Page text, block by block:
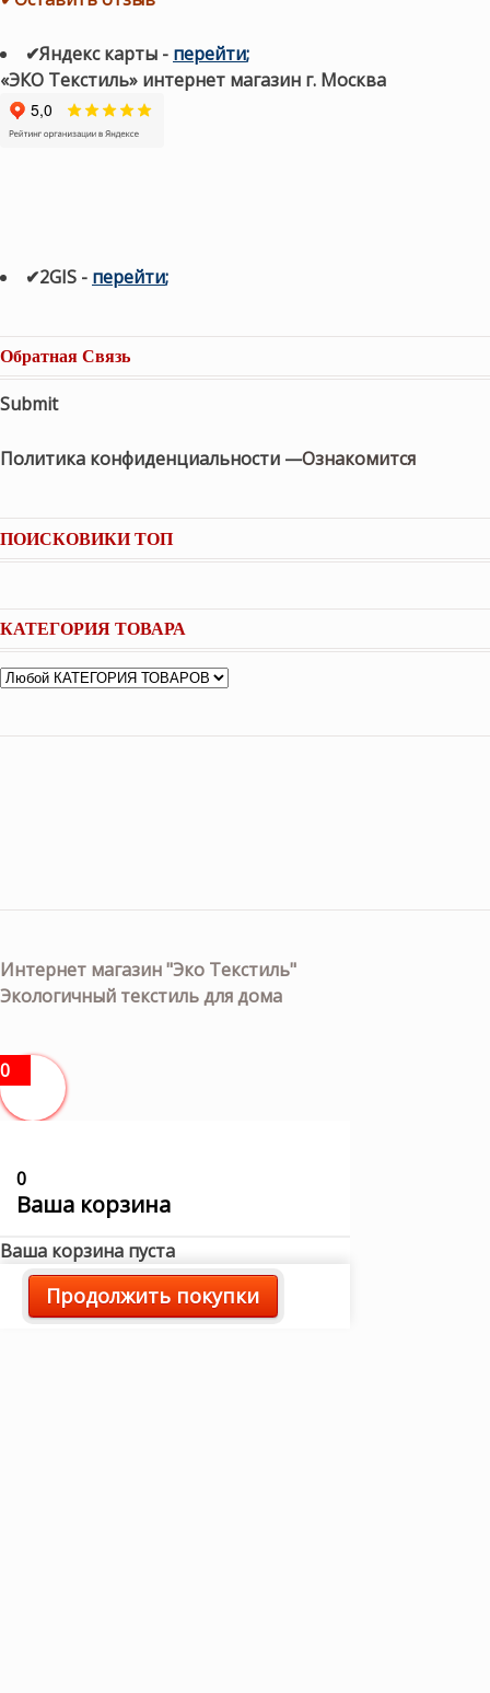
✔Яндекс карты - перейти;
«ЭКО Текстиль» интернет магазин г. Москва
✔2GIS - перейти;
Обратная Связь
Submit
Политика конфиденциальности —Ознакомится
ПОИСКОВИКИ ТОП
КАТЕГОРИЯ ТОВАРА
Интернет магазин "Эко Текстиль"
Экологичный текстиль для дома
0
0
Ваша корзина
Ваша корзина пуста
Продолжить покупки